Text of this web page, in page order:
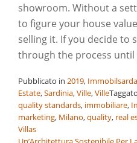
showroom. Without a
to figure your house
selling it. If you decide to
through the process until
Pubblicato in 2019, Immobilsarda
Estate,Sardinia,Ville,VilleTaggato
quality standards, immobiliare,
marketing, Milano,quality, real
Villas